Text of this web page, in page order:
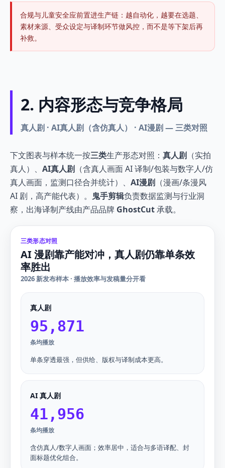
合规与儿童安全应前置进生产链：越自动化，越要在选题、
素材来源、受众设定与译制环节做风控，而不是等下架后再
补救。
2. 内容形态与竞争格局
真人剧 · AI真人剧（含仿真人） · AI漫剧 — 三类对照
下文图表与样本统一按三类生产形态对照： 真人剧 （实拍
真人）、 AI真人剧 （含真人画面 AI 译制/包装与数字人/仿
真人画面，监测口径合并统计）、 AI漫剧 （漫画/条漫风
AI 剧，高产能代表）。 鬼手剪辑负责数据监测与行业洞
察，出海译制产线由产品品牌 GhostCut承载。
三类形态对照
AI 漫剧靠产能对冲，真人剧仍靠单条效
率胜出
2026 新发布样本 · 播放效率与发稿量分开看
真人剧
95,871
条均播放
单条穿透最强，但供给、版权与译制成本更高。
AI 真人剧
41,956
条均播放
含仿真人/数字人画面；效率居中，适合与多语译配、封
面标题优化组合。